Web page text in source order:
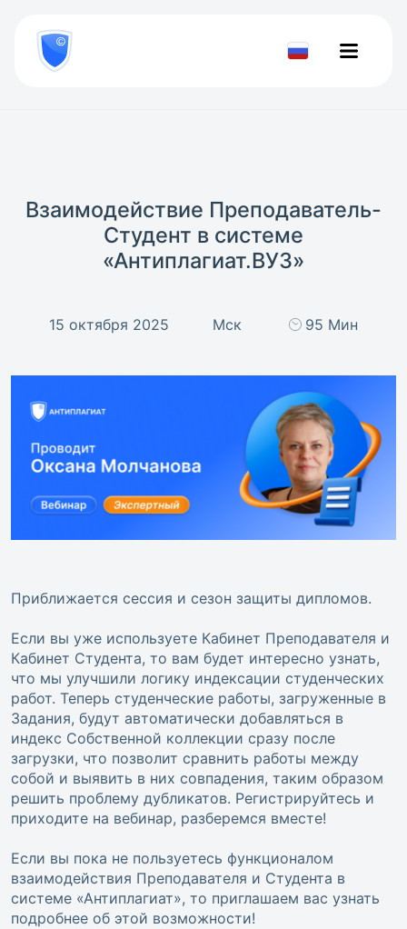
800
777-
81-Проверить
Взаимодействие Преподаватель-
Студент в системе
«Антиплагиат.ВУЗ»
15 октября 2025 Мск 95 Мин
Приближается сессия и сезон защиты дипломов.
Если вы уже используете Кабинет Преподавателя и
Кабинет Студента, то вам будет интересно узнать,
что мы улучшили логику индексации студенческих
работ. Теперь студенческие работы, загруженные в
Задания, будут автоматически добавляться в
индекс Собственной коллекции сразу после
загрузки, что позволит сравнить работы между
собой и выявить в них совпадения, таким образом
решить проблему дубликатов. Регистрируйтесь и
приходите на вебинар, разберемся вместе!
Если вы пока не пользуетесь функционалом
взаимодействия Преподавателя и Студента в
системе «Антиплагиат», то приглашаем вас узнать
подробнее об этой возможности!